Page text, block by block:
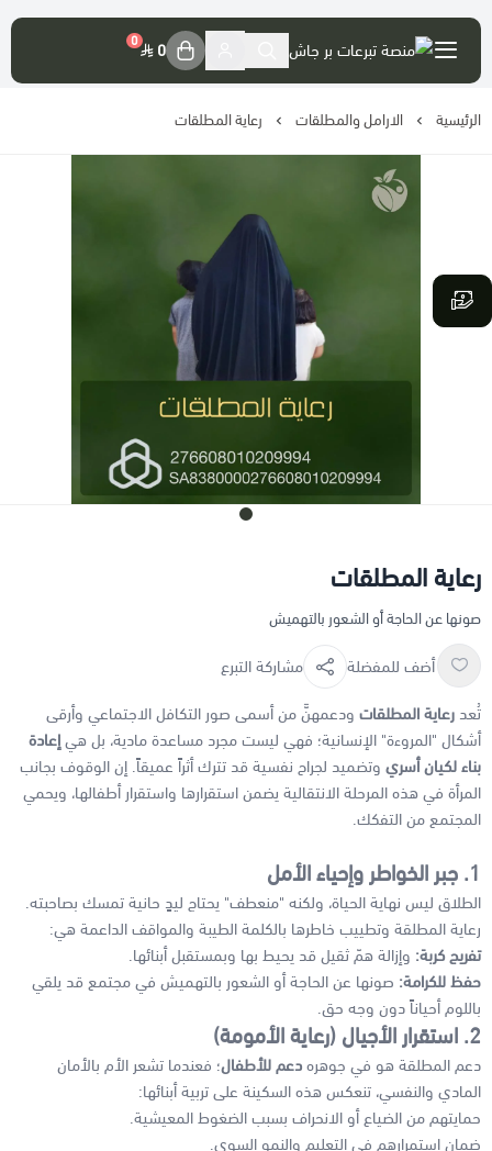
العربية |
حسابي
حسابات الجمعية
0 0
الرئيسية الارامل والمطلقات رعاية المطلقات
رعاية المطلقات
صونها عن الحاجة أو الشعور بالتهميش
أضف للمفضلة
مشاركة التبرع
تُعد رعاية المطلقات ودعمهنَّ من أسمى صور التكافل الاجتماعي وأرقى
أشكال "المروءة" الإنسانية؛ فهي ليست مجرد مساعدة مادية، بل هيإعادة
بناء لكيان أسري وتضميد لجراح نفسية قد تترك أثراً عميقاً. إن الوقوف بجانب
المرأة في هذه المرحلة الانتقالية يضمن استقرارها واستقرار أطفالها، ويحمي
المجتمع من التفكك.
1. جبر الخواطر وإحياء الأمل
الطلاق ليس نهاية الحياة، ولكنه "منعطف" يحتاج ليدٍ حانية تمسك بصاحبته.
رعاية المطلقة وتطييب خاطرها بالكلمة الطيبة والمواقف الداعمة هي:
تفريج كربة: وإزالة همّ ثقيل قد يحيط بها وبمستقبل أبنائها.
حفظ للكرامة: صونها عن الحاجة أو الشعور بالتهميش في مجتمع قد يلقي
باللوم أحياناً دون وجه حق.
2. استقرار الأجيال (رعاية الأمومة)
دعم المطلقة هو في جوهرهدعم للأطفال؛ فعندما تشعر الأم بالأمان
المادي والنفسي، تنعكس هذه السكينة على تربية أبنائها:
حمايتهم من الضياع أو الانحراف بسبب الضغوط المعيشية.
ضمان استمرارهم في التعليم والنمو السوي.